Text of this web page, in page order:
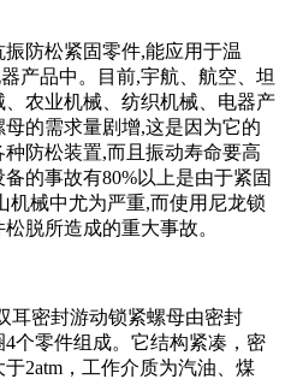
防松紧固零件,能应用于温
产品中。目前,宇航、航空、坦
农业机械、纺织机械、电器产
的需求量剧增,这是因为它的
防松装置,而且振动寿命要高
的事故有80%以上是由于紧固
机械中尤为严重,而使用尼龙锁
脱所造成的重大事故。
耳密封游动锁紧螺母由密封
个零件组成。它结构紧凑，密
2atm，工作介质为汽油、煤